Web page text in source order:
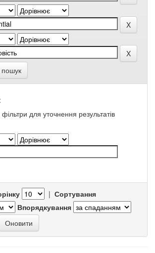
для уточнення результатів
| Сортування
Впорядкування